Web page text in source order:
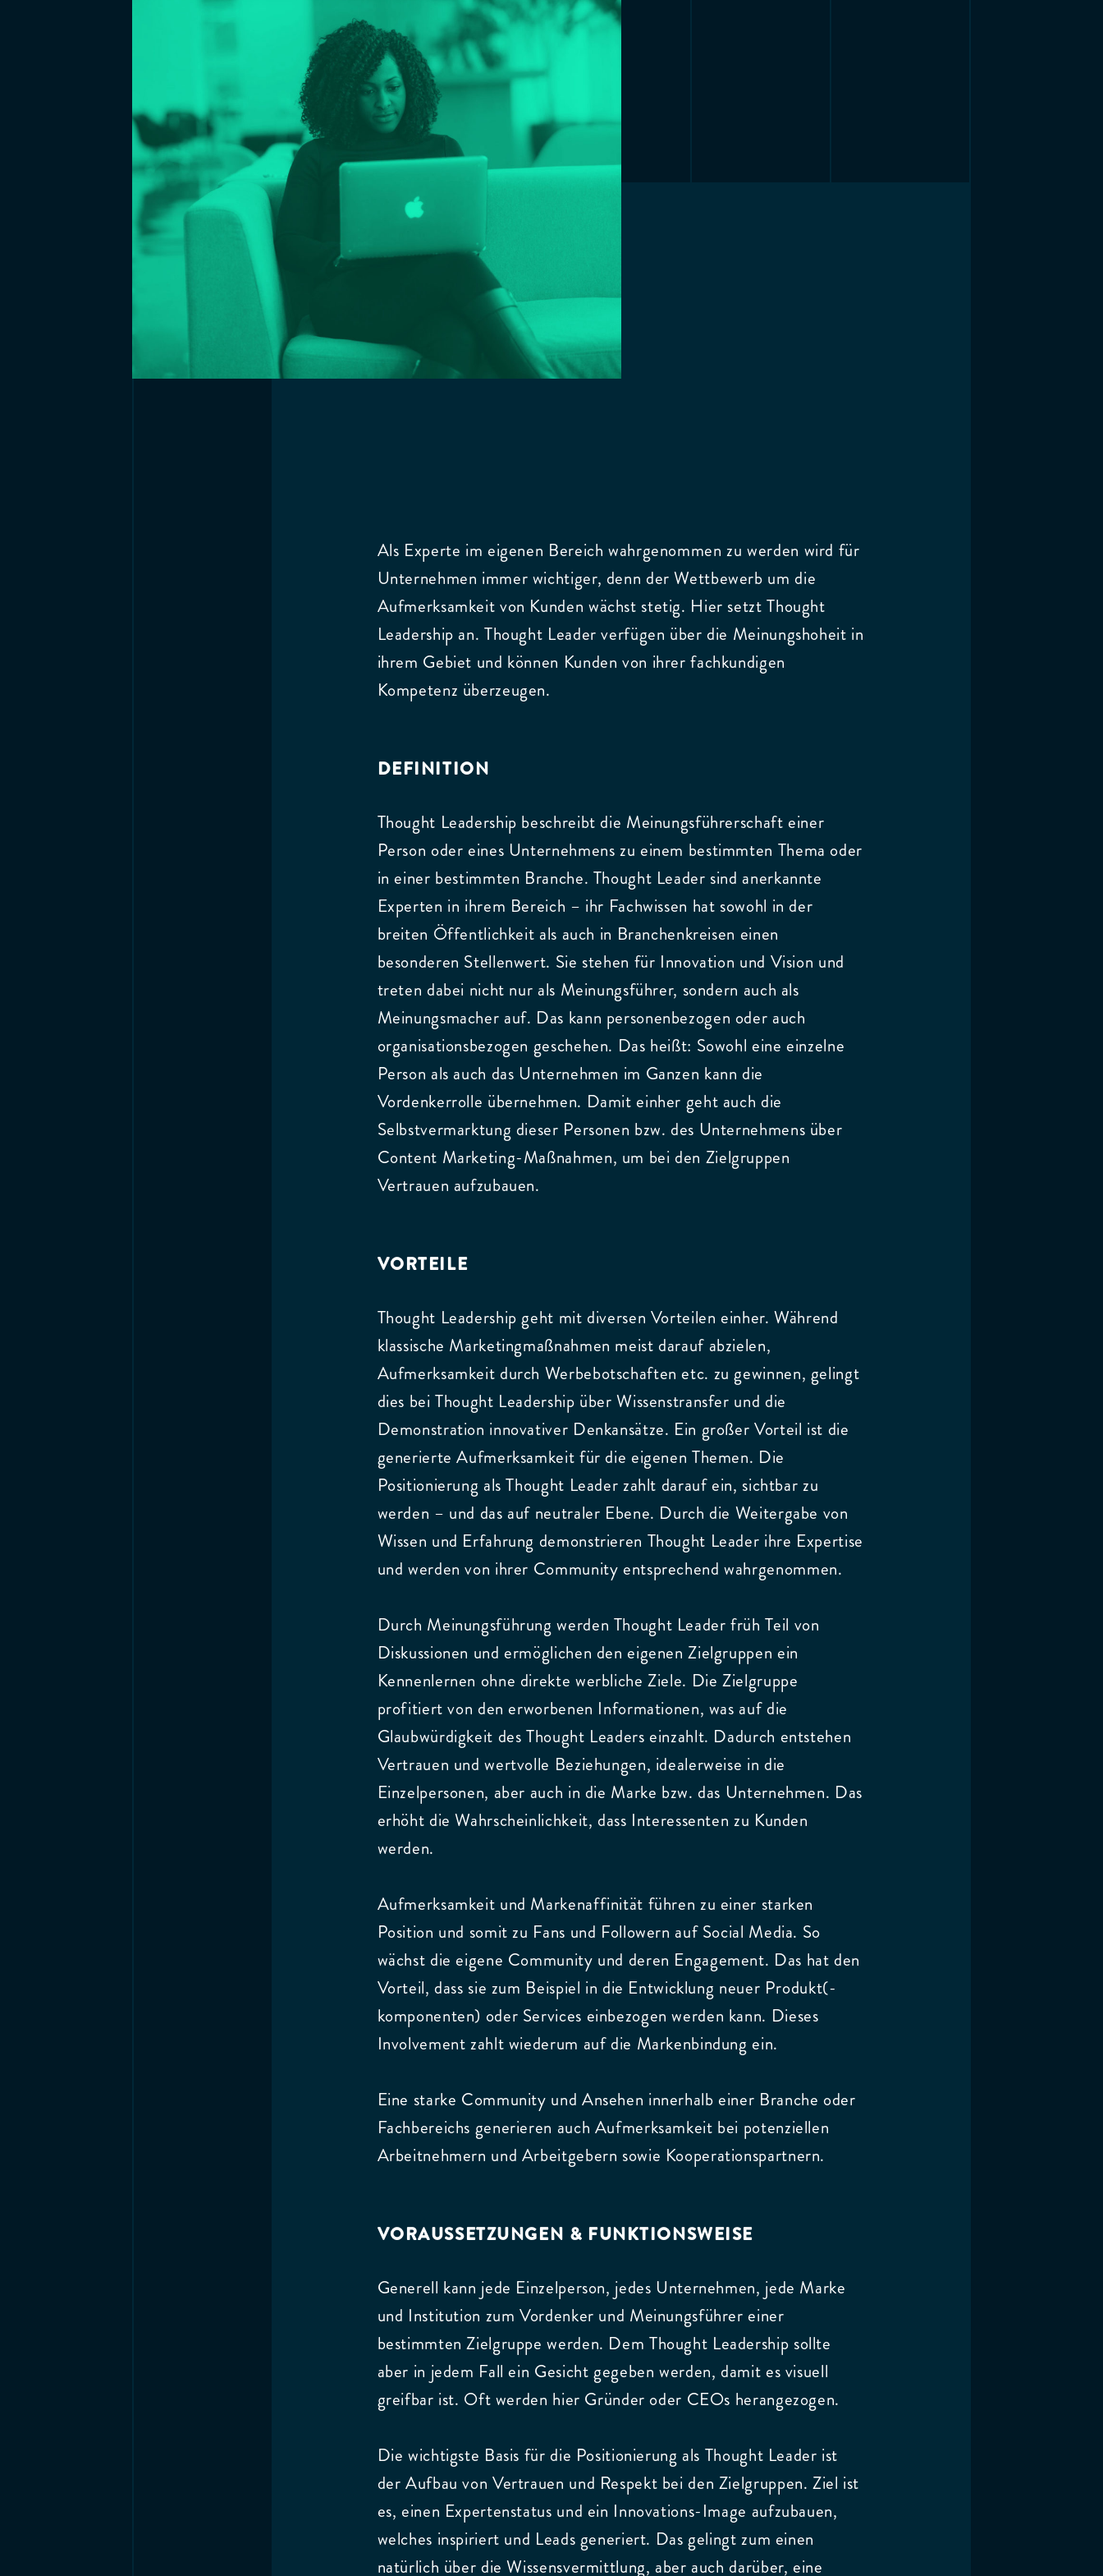
Als Experte im eigenen Bereich wahrgenommen zu werden wird für
Unternehmen immer wichtiger, denn der Wettbewerb um die
Aufmerksamkeit von Kunden wächst stetig. Hier setzt Thought
Leadership an. Thought Leader verfügen über die Meinungshoheit in
ihrem Gebiet und können Kunden von ihrer fachkundigen
Kompetenz überzeugen.
DEFINITION
Thought Leadership beschreibt die Meinungsführerschaft einer
Person oder eines Unternehmens zu einem bestimmten Thema oder
in einer bestimmten Branche. Thought Leader sind anerkannte
Experten in ihrem Bereich – ihr Fachwissen hat sowohl in der
breiten Öffentlichkeit als auch in Branchenkreisen einen
besonderen Stellenwert. Sie stehen für Innovation und Vision und
treten dabei nicht nur als Meinungsführer, sondern auch als
Meinungsmacher auf. Das kann personenbezogen oder auch
organisationsbezogen geschehen. Das heißt: Sowohl eine einzelne
Person als auch das Unternehmen im Ganzen kann die
Vordenkerrolle übernehmen. Damit einher geht auch die
Selbstvermarktung dieser Personen bzw. des Unternehmens über
Content Marketing-Maßnahmen, um bei den Zielgruppen
Vertrauen aufzubauen.
VORTEILE
Thought Leadership geht mit diversen Vorteilen einher. Während
klassische Marketingmaßnahmen meist darauf abzielen,
Aufmerksamkeit durch Werbebotschaften etc. zu gewinnen, gelingt
dies bei Thought Leadership über Wissenstransfer und die
Demonstration innovativer Denkansätze. Ein großer Vorteil ist die
generierte Aufmerksamkeit für die eigenen Themen. Die
Positionierung als Thought Leader zahlt darauf ein, sichtbar zu
werden – und das auf neutraler Ebene. Durch die Weitergabe von
Wissen und Erfahrung demonstrieren Thought Leader ihre Expertise
und werden von ihrer Community entsprechend wahrgenommen.
Durch Meinungsführung werden Thought Leader früh Teil von
Diskussionen und ermöglichen den eigenen Zielgruppen ein
Kennenlernen ohne direkte werbliche Ziele. Die Zielgruppe
profitiert von den erworbenen Informationen, was auf die
Glaubwürdigkeit des Thought Leaders einzahlt. Dadurch entstehen
Vertrauen und wertvolle Beziehungen, idealerweise in die
Einzelpersonen, aber auch in die Marke bzw. das Unternehmen. Das
erhöht die Wahrscheinlichkeit, dass Interessenten zu Kunden
werden.
Aufmerksamkeit und Markenaffinität führen zu einer starken
Position und somit zu Fans und Followern auf Social Media. So
wächst die eigene Community und deren Engagement. Das hat den
Vorteil, dass sie zum Beispiel in die Entwicklung neuer Produkt(-
komponenten) oder Services einbezogen werden kann. Dieses
Involvement zahlt wiederum auf die Markenbindung ein.
Eine starke Community und Ansehen innerhalb einer Branche oder
Fachbereichs generieren auch Aufmerksamkeit bei potenziellen
Arbeitnehmern und Arbeitgebern sowie Kooperationspartnern.
VORAUSSETZUNGEN & FUNKTIONSWEISE
Generell kann jede Einzelperson, jedes Unternehmen, jede Marke
und Institution zum Vordenker und Meinungsführer einer
bestimmten Zielgruppe werden. Dem Thought Leadership sollte
aber in jedem Fall ein Gesicht gegeben werden, damit es visuell
greifbar ist. Oft werden hier Gründer oder CEOs herangezogen.
Die wichtigste Basis für die Positionierung als Thought Leader ist
der Aufbau von Vertrauen und Respekt bei den Zielgruppen. Ziel ist
es, einen Expertenstatus und ein Innovations-Image aufzubauen,
welches inspiriert und Leads generiert. Das gelingt zum einen
natürlich über die Wissensvermittlung, aber auch darüber, eine